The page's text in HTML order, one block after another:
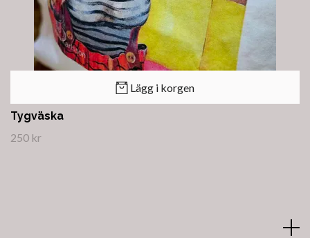
Lägg i korgen
Tygväska
250 kr